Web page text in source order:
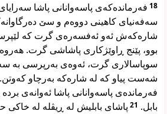
18 فەرماندەکەی پاسەوانانی پاشا
سەفەنیای کاهینی دووەم و سێ
شارەکەش ئەو ئەفسەرەی گرت کە
بوو، پێنج ڕاوێژکاری پاشاشی گرت.
سوپاسالاری گرت، ئەوەی بەرپرسی بە
شەست پیاو کە لە شارەکە بەرچاو کەوتن.
فەرماندەی پاسەوانانی پاشا ئەوانەی
بابل. 21 پاشای بابلیش لە ڕیڤلە لە